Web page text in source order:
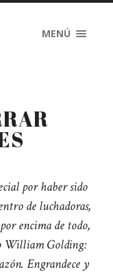
MENÚ
por haber sido
de luchadoras,
encima de todo,
William Golding:
Engrandece y